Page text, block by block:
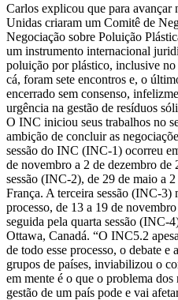
Carlos explicou que para avançar
Unidas criaram um Comitê de
Negociação sobre Poluição
um instrumento internacional
poluição por plástico, inclusive
cá, foram sete encontros e, o
encerrado sem consenso,
urgência na gestão de resíduos
O INC iniciou seus trabalhos no
ambição de concluir as
sessão do INC (INC-1) ocorreu
de novembro a 2 de dezembro de
sessão (INC-2), de 29 de maio a
França. A terceira sessão (INC-
processo, de 13 a 19 de
seguida pela quarta sessão (INC-
Ottawa, Canadá. “O INC5.2
de todo esse processo, o debate e
grupos de países, inviabilizou o
em mente é o que o problema
gestão de um país pode e vai